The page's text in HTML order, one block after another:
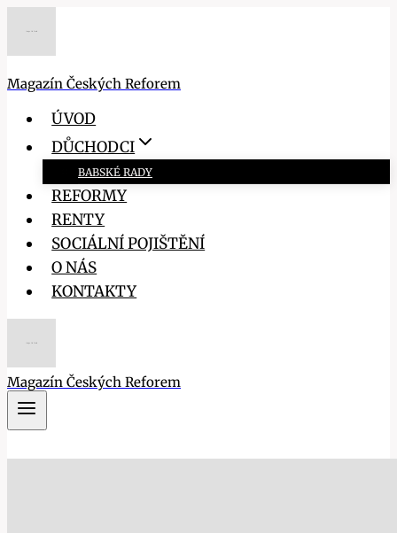
Magazín Českých Reforem
ÚVOD
DŮCHODCI
BABSKÉ RADY
REFORMY
RENTY
SOCIÁLNÍ POJIŠTĚNÍ
O NÁS
KONTAKTY
Magazín Českých Reforem